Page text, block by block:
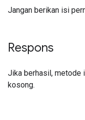
Jangan berikan isi
Respons
Jika berhasil, metode
kosong.